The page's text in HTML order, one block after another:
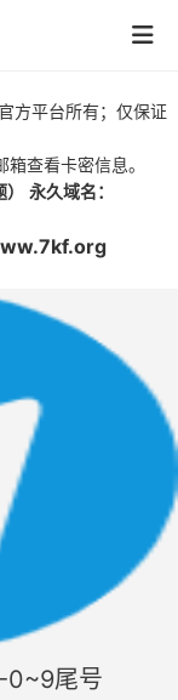
方平台所有；仅保证
箱查看卡密信息。
永久域名：
0~9尾号